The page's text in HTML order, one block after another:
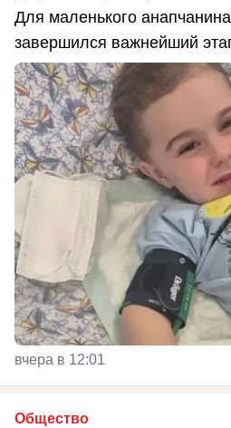
Для маленького
завершился важнейший
вчера в 12:01
Общество